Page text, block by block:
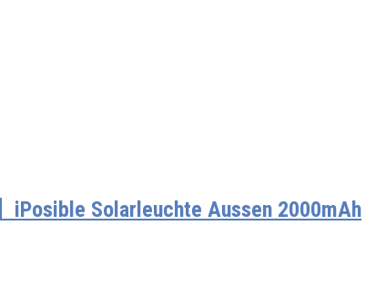
iPosible Solarleuchte Aussen 2000mAh